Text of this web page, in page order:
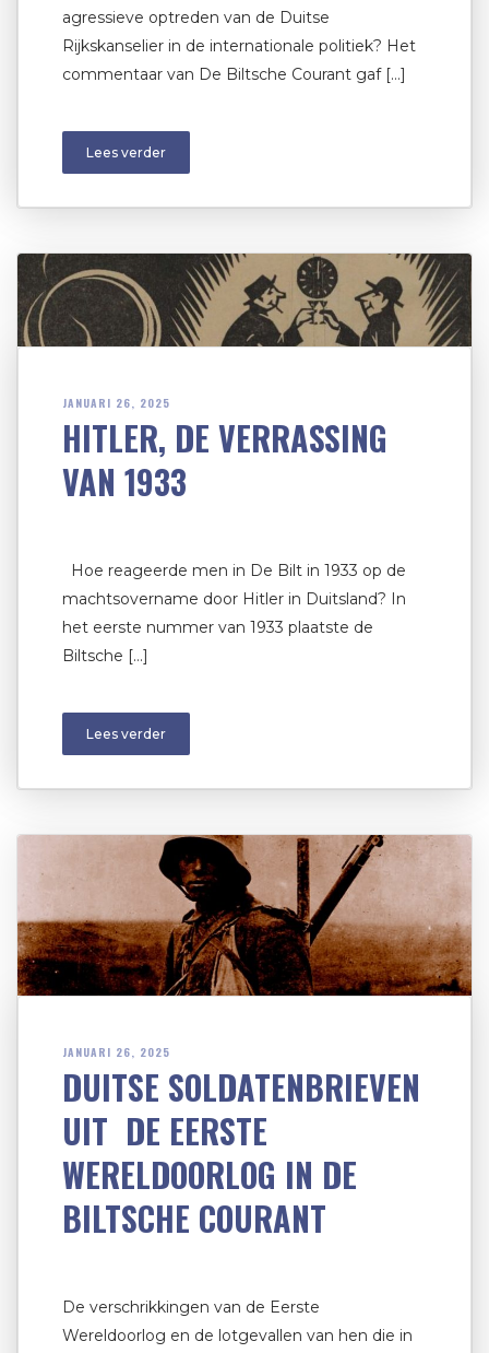
agressieve optreden van de Duitse
Rijkskanselier in de internationale politiek? Het
commentaar van De Biltsche Courant gaf […]
Lees verder
JANUARI 26, 2025
HITLER, DE VERRASSING
VAN 1933
Hoe reageerde men in De Bilt in 1933 op de
machtsovername door Hitler in Duitsland? In
het eerste nummer van 1933 plaatste de
Biltsche […]
Lees verder
JANUARI 26, 2025
DUITSE SOLDATENBRIEVEN
UIT DE EERSTE
WERELDOORLOG IN DE
BILTSCHE COURANT
De verschrikkingen van de Eerste
Wereldoorlog en de lotgevallen van hen die in